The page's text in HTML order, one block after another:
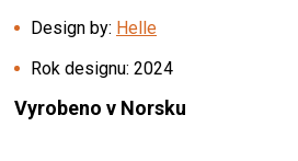
Design by: Helle
Rok designu: 2024
Vyrobeno v Norsku